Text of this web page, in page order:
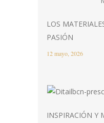
LOS
PASIÓN
12 mayo, 2026
INSPIRACIÓN Y